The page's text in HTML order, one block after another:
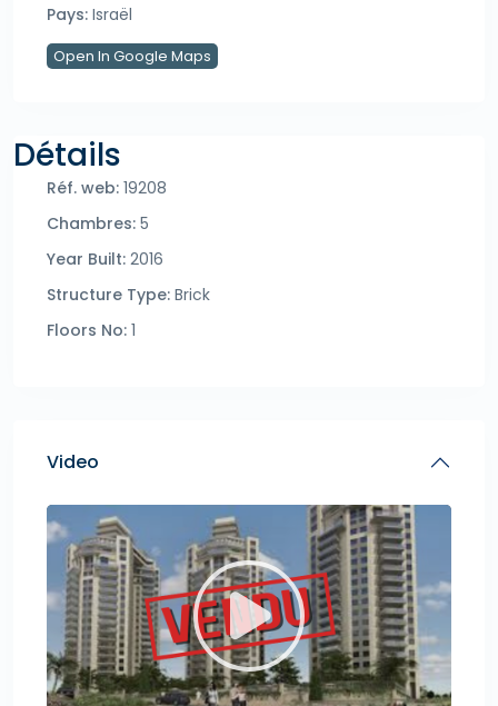
Pays: Israël
Open In Google Maps
Détails
Réf. web: 19208
Chambres: 5
Year Built: 2016
Structure Type: Brick
Floors No: 1
Video